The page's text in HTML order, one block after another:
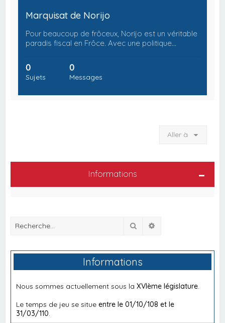
Marquisat de Norijo
Pour beaucoup de frôceux, Norijo est un véritable
paradis fiscal en Frôce. Avec une politique…
0
Sujets
0
Messages
Aller à
Informations
Rechercher
Informations
Nous sommes actuellement sous laXVIème législature
Le temps de jeu se situeentre le 01/10/108 et le
31/03/110